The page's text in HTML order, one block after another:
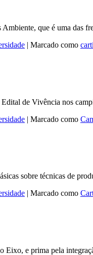
que é uma
| Marcado como
Edital de Vivência nos
| Marcado como
sobre técnicas de
| Marcado como
Eixo, e prima pela